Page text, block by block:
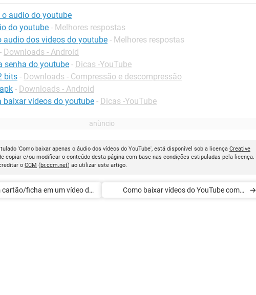
audio do youtube
do youtube - Melhores respostas
audio dos videos do youtube - Melhores respostas
- Downloads - Android
senha do youtube - Dicas -YouTube
bits - Downloads - Compressão e descompressão
- Downloads - Android
baixar videos do youtube - Dicas -YouTube
'Como baixar apenas o áudio dos vídeos do YouTube', está disponível sob a licença Creative
copiar e/ou modificar o conteúdo desta página com base nas condições estipuladas pela licença.
o CCM (br.ccm.net) ao utilizar este artigo.
cartão/ficha em um vídeo do
Como baixar vídeos do YouTube com o